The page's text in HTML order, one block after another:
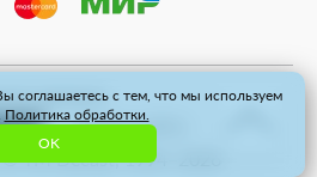
соглашаетесь с тем, что мы используем
Политика обработки.
OK
данных
Карта сайта
ТМ Decast, 1994–2026